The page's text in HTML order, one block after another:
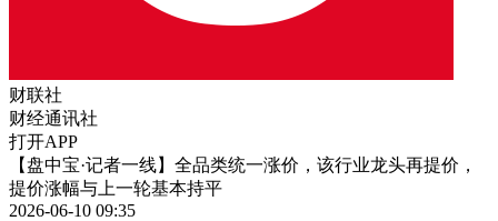
财联社
财经通讯社
打开APP
【盘中宝·记者一线】全品类统一涨价，该行业龙头再提价，
提价涨幅与上一轮基本持平
2026-06-10 09:35